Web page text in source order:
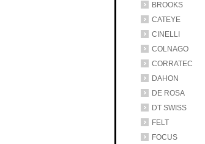
BROOKS
CATEYE
CINELLI
COLNAGO
CORRATEC
DAHON
DE ROSA
DT SWISS
FELT
FOCUS